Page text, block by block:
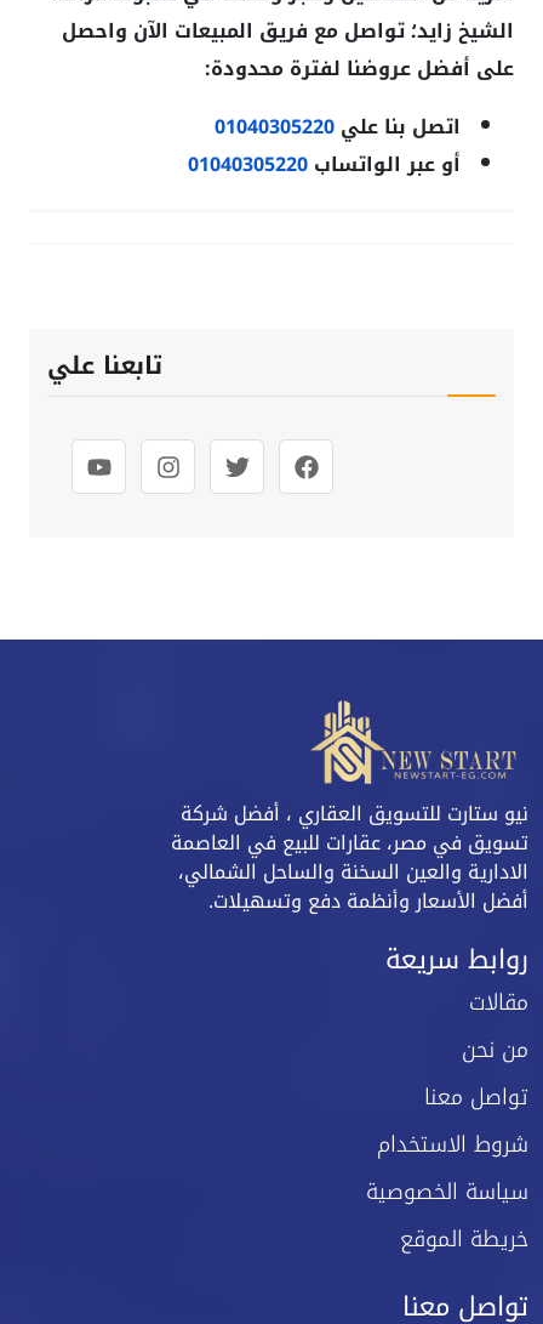
الشيخ زايد؛ تواصل مع فريق المبيعات الآن واحصل
على أفضل عروضنا لفترة محدودة:
اتصل بنا علي01040305220
أو عبر الواتساب01040305220
تابعنا علي
نيو ستارت للتسويق العقاري ، أفضل شركة
تسويق في مصر، عقارات للبيع في العاصمة
الادارية والعين السخنة والساحل الشمالي،
أفضل الأسعار وأنظمة دفع وتسهيلات.
روابط سريعة
مقالات
من نحن
تواصل معنا
شروط الاستخدام
سياسة الخصوصية
خريطة الموقع
تواصل معنا